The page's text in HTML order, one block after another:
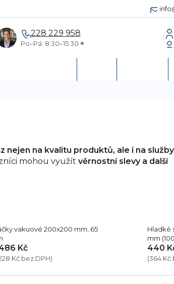
228 229 958
Po–Pá: 8:30–15:30
nejen na kvalitu produktů, ale i na
mohou využít věrnostní slevy a další
vakuové 200x200 mm, 65
Kč
Kč bez DPH)
Hladké
mm
440
(364 Kč